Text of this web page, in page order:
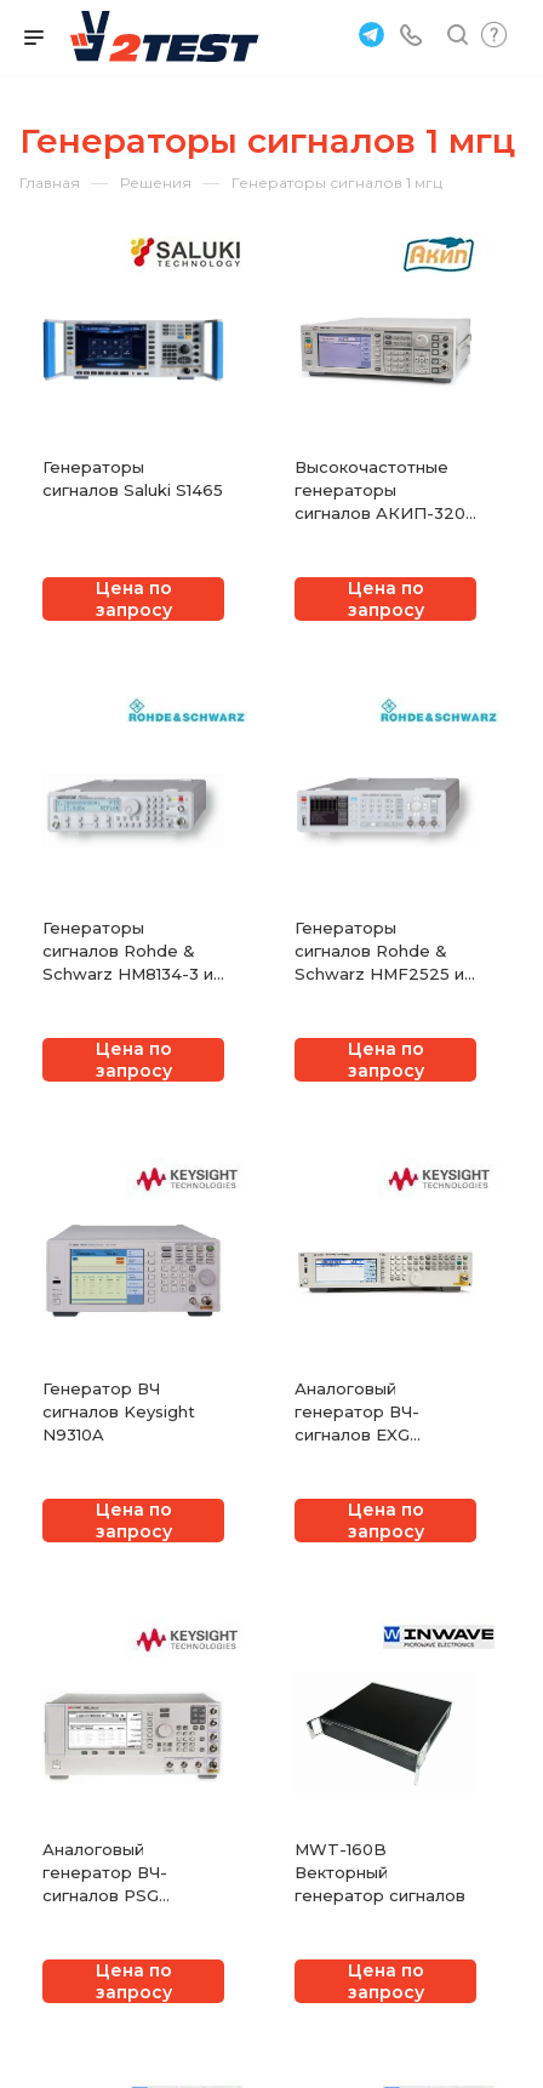
Генераторы сигналов 1 мгц
Главная — Решения — Генераторы сигналов 1 мгц
Генераторы
сигналов Saluki S1465
Цена по
запросу
Высокочастотные
генераторы
сигналов АКИП-3207
Цена по
запросу
Генераторы
сигналов Rohde &
Schwarz HM8134-3 и
Цена по
запросу
Генераторы
сигналов Rohde &
Schwarz HMF2525 и
Цена по
запросу
Генератор ВЧ
сигналов Keysight
N9310A
Цена по
запросу
Аналоговый
генератор ВЧ-
сигналов EXG
Цена по
запросу
Аналоговый
генератор ВЧ-
сигналов PSG
Цена по
запросу
MWT-160B
Векторный
генератор сигналов
Цена по
запросу